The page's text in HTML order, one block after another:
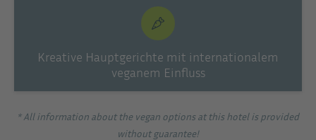
Kreative Hauptgerichte mit internationalem
veganem Einfluss
* All information about the vegan options at this hotel is provided
without guarantee!